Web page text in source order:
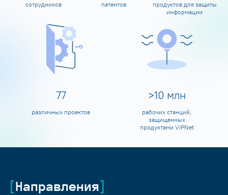
сотрудников патентов
продуктов для защиты
информации
80
различных проектов
>10 млн
рабочих станций,
защищенных
продуктами ViPNet
Направления